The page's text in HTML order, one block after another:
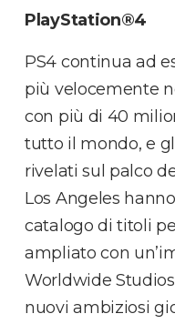
PlayStation®4
PS4 continua ad
più velocemente
con più di 40
tutto il mondo, e
rivelati sul palco
Los Angeles
catalogo di titoli
ampliato con
Worldwide
nuovi ambiziosi